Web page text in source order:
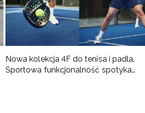
Nowa kolekcja 4F do tenisa i padla.
Sportowa funkcjonalność spotyka